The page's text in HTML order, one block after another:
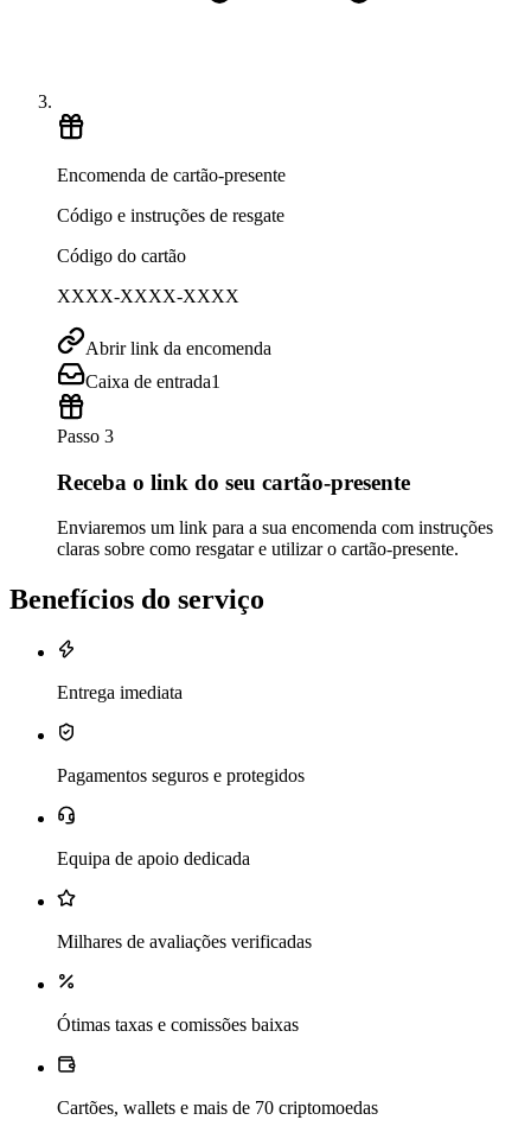
Encomenda de cartão-presente
Código e instruções de resgate
Código do cartão
XXXX-XXXX-XXXX
Abrir link da encomenda
Caixa de entrada1
Passo 3
Receba o link do seu cartão-presente
Enviaremos um link para a sua encomenda com instruções
claras sobre como resgatar e utilizar o cartão-presente.
Benefícios do serviço
Entrega imediata
Pagamentos seguros e protegidos
Equipa de apoio dedicada
Milhares de avaliações verificadas
Ótimas taxas e comissões baixas
Cartões, wallets e mais de 70 criptomoedas